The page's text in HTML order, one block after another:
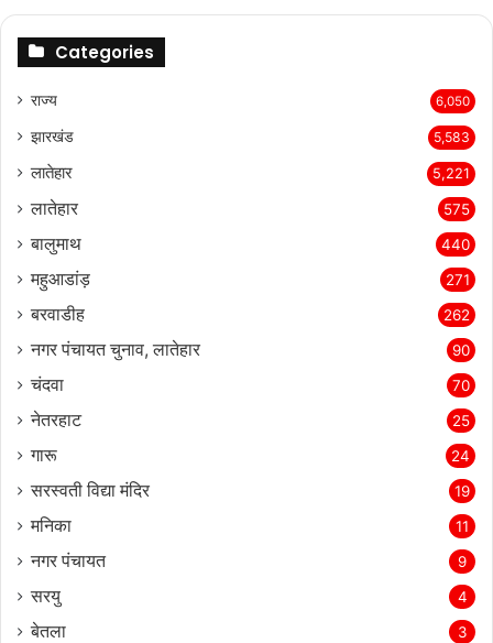
Categories
राज्‍य 6,050
झारखंड 5,583
लातेहार 5,221
लातेहार 575
बालुमाथ 440
महुआडांड़ 271
बरवाडीह 262
नगर पंचायत चुनाव, लातेहार 90
चंदवा 70
नेतरहाट 25
गारू 24
सरस्‍वती विद्या मंदिर 19
मनिका 11
नगर पंचायत 9
सरयु 4
बेतला 3